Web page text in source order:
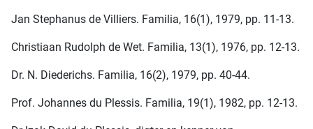
Jan Stephanus de Villiers. Familia, 16(1), 1979, pp. 11-13.
Christiaan Rudolph de Wet. Familia, 13(1), 1976, pp. 12-13.
Dr. N. Diederichs. Familia, 16(2), 1979, pp. 40-44.
Prof. Johannes du Plessis. Familia, 19(1), 1982, pp. 12-13.